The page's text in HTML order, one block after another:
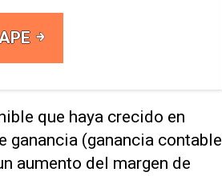
que haya crecido en
ganancia (ganancia contable
aumento del margen de